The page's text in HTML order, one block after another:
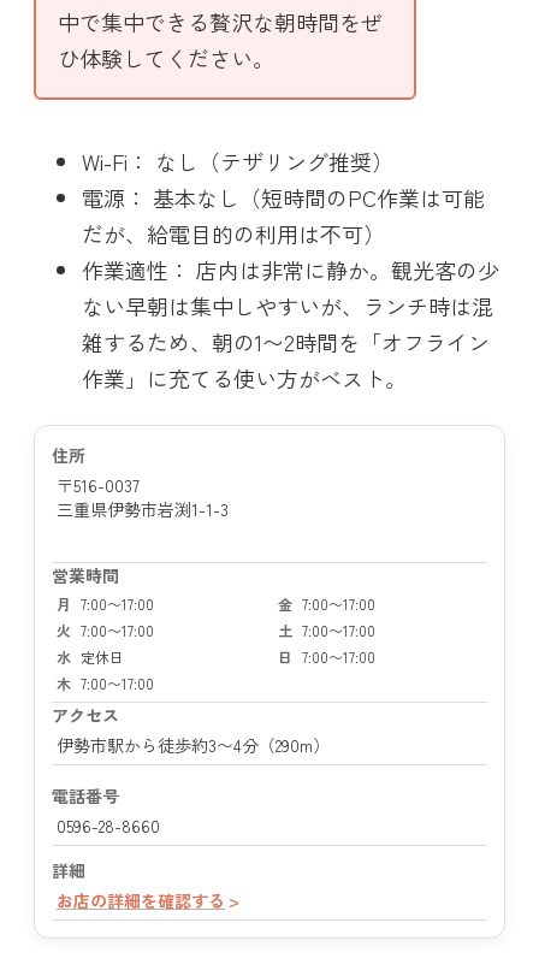
中で集中できる贅沢な朝時間をぜ
ひ体験してください。
Wi-Fi： なし（テザリング推奨）
電源： 基本なし（短時間のPC作業は可能
だが、給電目的の利用は不可）
作業適性： 店内は非常に静か。観光客の少
ない早朝は集中しやすいが、ランチ時は混
雑するため、朝の1〜2時間を「オフライン
作業」に充てる使い方がベスト。
住所
〒516-0037
三重県伊勢市岩渕1-1-3
営業時間
月 7:00〜17:00
火 7:00〜17:00
水 定休日
木 7:00〜17:00
金 7:00〜17:00
土 7:00〜17:00
日 7:00〜17:00
アクセス
伊勢市駅から徒歩約3〜4分（290m）
電話番号
0596-28-8660
詳細
お店の詳細を確認する